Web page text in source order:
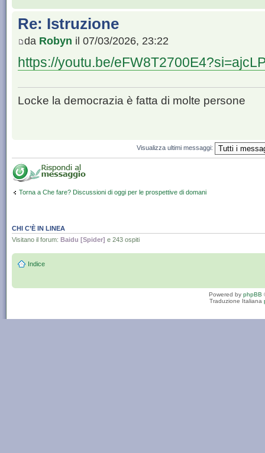
Re: Istruzione
da Robyn il 07/03/2026, 23:22
https://youtu.be/
Locke la democrazia è fatta di molte persone
Visualizza ultimi messaggi:
Torna a Che fare? Discussioni di oggi per le prospettive di domani
CHI C’È IN LINEA
Visitano il forum: Baidu [Spider] e 243 ospiti
Indice
Powered by phpBB
Traduzione Italiana